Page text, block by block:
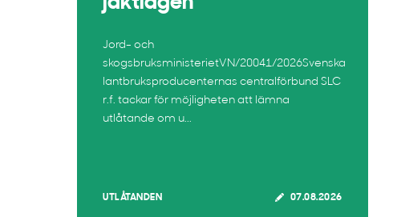
Jord- och
skogsbruksministerietVN/20041/2026Svenska
lantbruksproducenternas centralförbund SLC
r.f. tackar för möjligheten att lämna
utlåtande om u...
UTLÅTANDEN 07.08.2026